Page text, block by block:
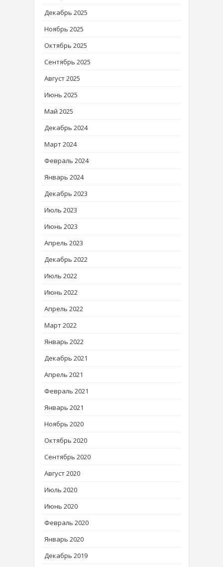
Декабрь 2025
Ноябрь 2025
Октябрь 2025
Сентябрь 2025
Август 2025
Июнь 2025
Май 2025
Декабрь 2024
Март 2024
Февраль 2024
Январь 2024
Декабрь 2023
Июль 2023
Июнь 2023
Апрель 2023
Декабрь 2022
Июль 2022
Июнь 2022
Апрель 2022
Март 2022
Январь 2022
Декабрь 2021
Апрель 2021
Февраль 2021
Январь 2021
Ноябрь 2020
Октябрь 2020
Сентябрь 2020
Август 2020
Июль 2020
Июнь 2020
Февраль 2020
Январь 2020
Декабрь 2019